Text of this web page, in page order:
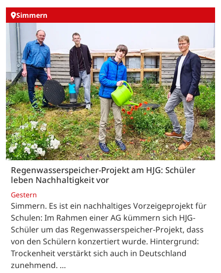
Simmern
Regenwasserspeicher-Projekt am HJG: Schüler
leben Nachhaltigkeit vor
Gestern
Simmern. Es ist ein nachhaltiges Vorzeigeprojekt für
Schulen: Im Rahmen einer AG kümmern sich HJG-
Schüler um das Regenwasserspeicher-Projekt, dass
von den Schülern konzertiert wurde. Hintergrund:
Trockenheit verstärkt sich auch in Deutschland
zunehmend. …